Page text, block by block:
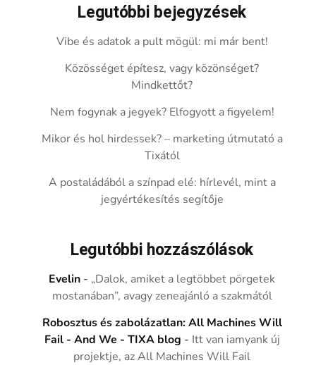
Legutóbbi bejegyzések
Vibe és adatok a pult mögül: mi már bent!
Közösséget építesz, vagy közönséget?
Mindkettőt?
Nem fogynak a jegyek? Elfogyott a figyelem!
Mikor és hol hirdessek? – marketing útmutató a
Tixától
A postaládából a színpad elé: hírlevél, mint a
jegyértékesítés segítője
Legutóbbi hozzászólások
Evelin - „Dalok, amiket a legtöbbet pörgetek
mostanában”, avagy zeneajánló a szakmától
Robosztus és zabolázatlan: All Machines Will
Fail - And We - TIXA blog - Itt van iamyank új
projektje, az All Machines Will Fail